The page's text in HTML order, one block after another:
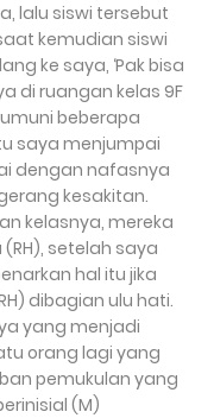
lalu siswi tersebut
kemudian siswi
ke saya, ‘Pak bisa
di ruangan kelas 9F
beberapa
saya menjumpai
dengan nafasnya
kesakitan.
kelasnya, mereka
setelah saya
hal itu jika
dibagian ulu hati.
yang menjadi
orang lagi yang
pemukulan yang
(M)